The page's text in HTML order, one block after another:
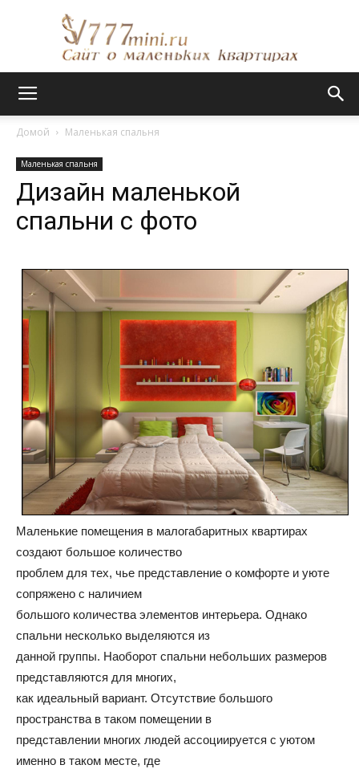
квартирах
и
домах:
интерьеры,
и
Домой Маленькая спальня
Маленькая спальня
Дизайн маленькой
спальни с фото
Маленькие помещения в малогабаритных квартирах
создают большое количество
проблем для тех, чье представление о комфорте и уюте
сопряжено с наличием
большого количества элементов интерьера. Однако
спальни несколько выделяются из
данной группы. Наоборот спальни небольших размеров
представляются для многих,
как идеальный вариант. Отсутствие большого
пространства в таком помещении в
представлении многих людей ассоциируется с уютом
именно в таком месте, где